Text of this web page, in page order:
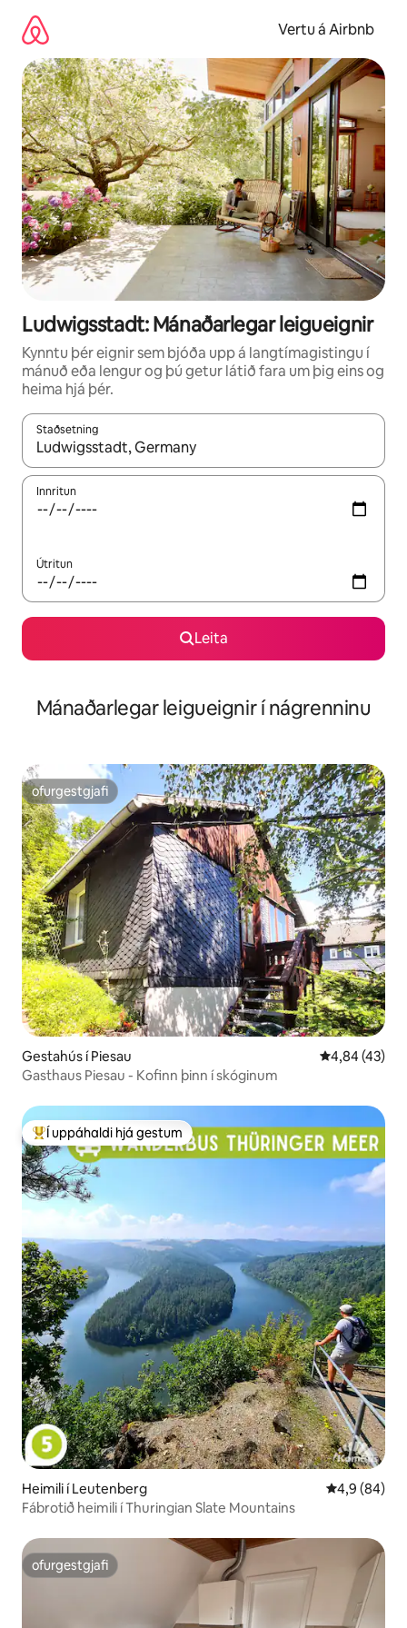
beint
Vertu á Airbnb
Ludwigsstadt: Mánaðarlegar leigueignir
Kynntu þér eignir sem bjóða upp á langtímagistingu í
mánuð eða lengur og þú getur látið fara um þig eins og
heima hjá þér.
Staðsetning
Þegar niðurstöður liggja fyrir skaltu nota upp og niður
Innritun
Útritun
Leita
Mánaðarlegar leigueignir í nágrenninu
ofurgestgjafi
ofurgestgjafi
Gestahús í Piesau 4,84 af 5 í
4,84 (43)
Gasthaus Piesau - Kofinn þinn í skóginum
Í mestu uppáhaldi hjá gestum
Í uppáhaldi hjá gestum
Heimili í Leutenberg 4,9 af 5 í
4,9 (84)
Fábrotið heimili í Thuringian Slate Mountains
ofurgestgjafi
ofurgestgjafi